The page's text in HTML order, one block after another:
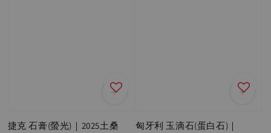
捷克 石膏(螢光)｜2025土桑
匈牙利 玉滴石(蛋白石)｜